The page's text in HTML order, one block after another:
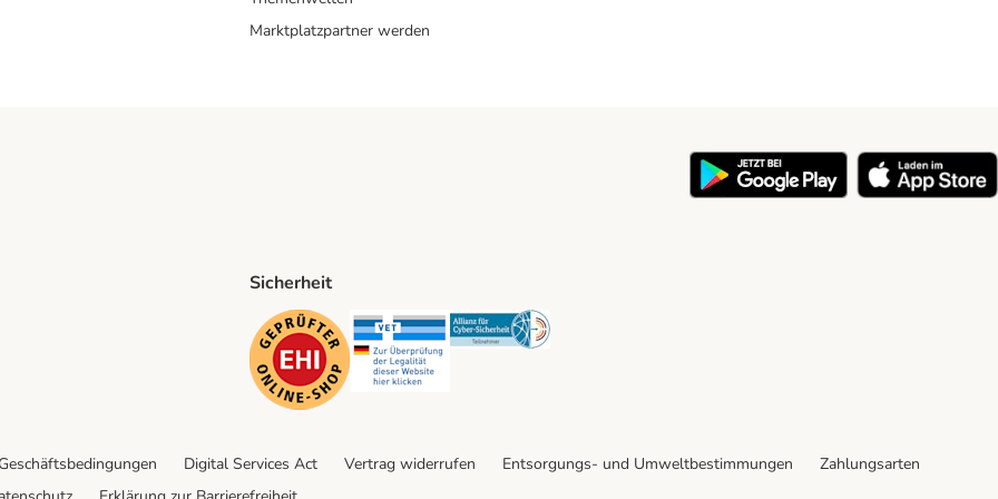
Marktplatzpartner werden
Method
Sicherheit
Security Security Security
Digital Services Act Vertrag widerrufen Entsorgungs- und Umweltbestimmungen
Zahlungsarten